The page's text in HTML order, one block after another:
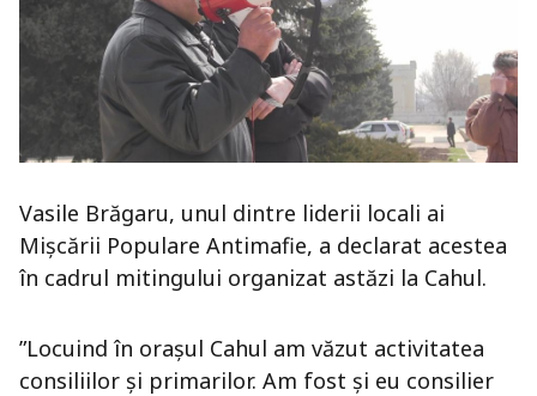
Vasile Brăgaru, unul dintre liderii locali ai
Mişcării Populare Antimafie, a declarat acestea
în cadrul mitingului organizat astăzi la Cahul.
”Locuind în orașul Cahul am văzut activitatea
consiliilor și primarilor. Am fost și eu consilier